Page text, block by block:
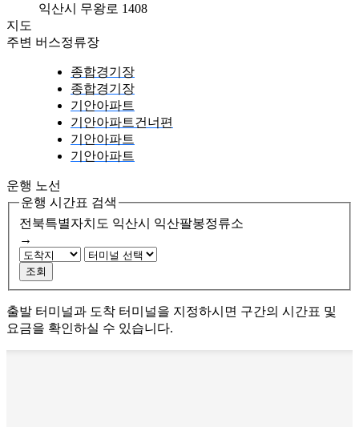
익산시 무왕로 1408
지도
주변 버스정류장
종합경기장
종합경기장
기안아파트
기안아파트건너편
기안아파트
기안아파트
운행 노선
운행 시간표 검색
전북특별자치도 익산시
익산팔봉정류소
→
조회
출발 터미널과 도착 터미널을 지정하시면 구간의 시간표 및
요금을 확인하실 수 있습니다.